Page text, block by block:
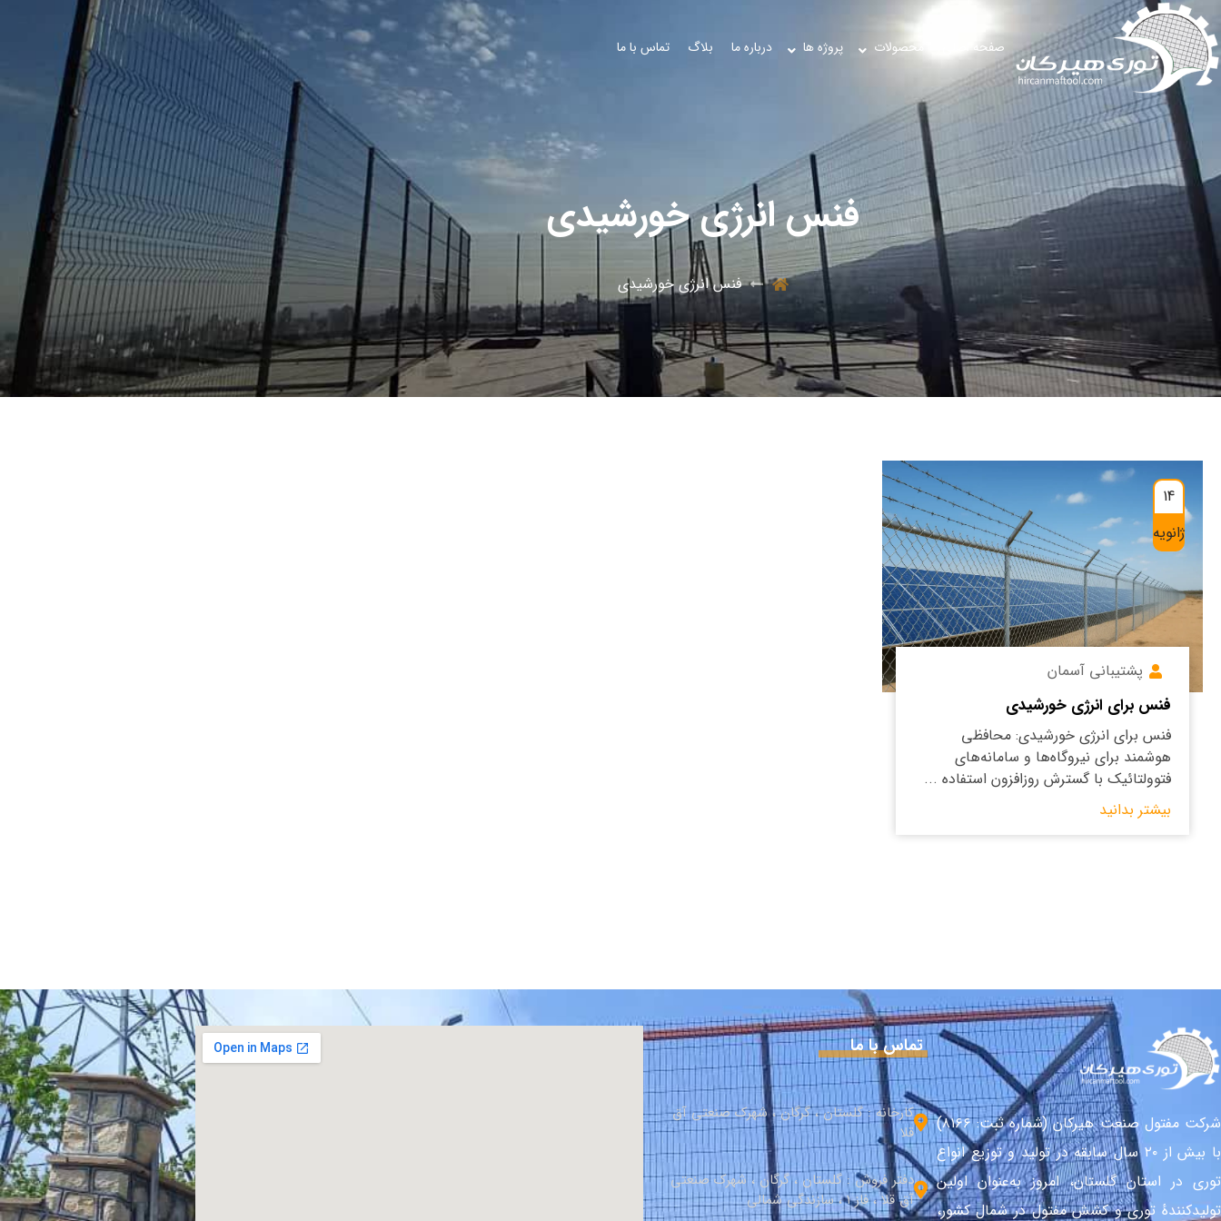
صفحه اصلی محصولات پروژه ها درباره ما بلاگ تماس با ما
فنس انرژی خورشیدی
فنس انرژی خورشیدی
14
ژانویه
پشتیبانی آسمان
فنس برای انرژی خورشیدی
فنس برای انرژی خورشیدی: محافظی
هوشمند برای نیروگاه‌ها و سامانه‌های
فتوولتائیک با گسترش روزافزون استفاده ...
بیشتر بدانید
شرکت مفتول صنعت هیرکان (شماره ثبت: ۸۱۶۶)
با بیش از ۲۰ سال سابقه در تولید و توزیع انواع
توری در استان گلستان، امروز به‌عنوان اولین
تولیدکنندهٔ توری و کشش مفتول در شمال کشور،
تماس با ما
کارخانه : گلستان ، گرگان ، شهرک صنعتی آق
قلا
دفتر فروش : گلستان ، گرگان ، شهرک صنعتی
آق قلا ، فاز 1 ، سازندگی شمالی